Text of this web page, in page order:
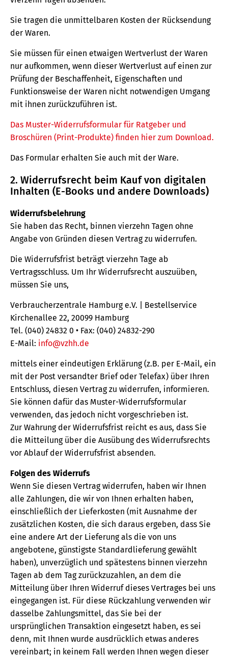
Sie tragen die unmittelbaren Kosten der Rücksendung
der Waren.
Sie müssen für einen etwaigen Wertverlust der Waren
nur aufkommen, wenn dieser Wertverlust auf einen zur
Prüfung der Beschaffenheit, Eigenschaften und
Funktionsweise der Waren nicht notwendigen Umgang
mit ihnen zurückzuführen ist.
Das Muster-Widerrufsformular für Ratgeber und
Broschüren (Print-Produkte) finden hier zum Download.
Das Formular erhalten Sie auch mit der Ware.
2. Widerrufsrecht beim Kauf von digitalen
Inhalten (E-Books und andere Downloads)
Widerrufsbelehrung
Sie haben das Recht, binnen vierzehn Tagen ohne
Angabe von Gründen diesen Vertrag zu widerrufen.
Die Widerrufsfrist beträgt vierzehn Tage ab
Vertragsschluss. Um Ihr Widerrufsrecht auszuüben,
müssen Sie uns,
Verbraucherzentrale Hamburg e.V. | Bestellservice
Kirchenallee 22, 20099 Hamburg
Tel. (040) 24832 0 • Fax: (040) 24832-290
E-Mail: info@vzhh.de
mittels einer eindeutigen Erklärung (z.B. per E-Mail, ein
mit der Post versandter Brief oder Telefax) über Ihren
Entschluss, diesen Vertrag zu widerrufen, informieren.
Sie können dafür das Muster-Widerrufsformular
verwenden, das jedoch nicht vorgeschrieben ist.
Zur Wahrung der Widerrufsfrist reicht es aus, dass Sie
die Mitteilung über die Ausübung des Widerrufsrechts
vor Ablauf der Widerrufsfrist absenden.
Folgen des Widerrufs
Wenn Sie diesen Vertrag widerrufen, haben wir Ihnen
alle Zahlungen, die wir von Ihnen erhalten haben,
einschließlich der Lieferkosten (mit Ausnahme der
zusätzlichen Kosten, die sich daraus ergeben, dass Sie
eine andere Art der Lieferung als die von uns
angebotene, günstigste Standardlieferung gewählt
haben), unverzüglich und spätestens binnen vierzehn
Tagen ab dem Tag zurückzuzahlen, an dem die
Mitteilung über Ihren Widerruf dieses Vertrages bei uns
eingegangen ist. Für diese Rückzahlung verwenden wir
dasselbe Zahlungsmittel, das Sie bei der
ursprünglichen Transaktion eingesetzt haben, es sei
denn, mit Ihnen wurde ausdrücklich etwas anderes
vereinbart; in keinem Fall werden Ihnen wegen dieser